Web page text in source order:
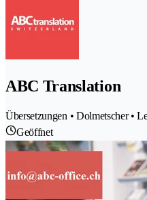
ABC Translation
Übersetzungen • Dolmetscher •
Geöffnet